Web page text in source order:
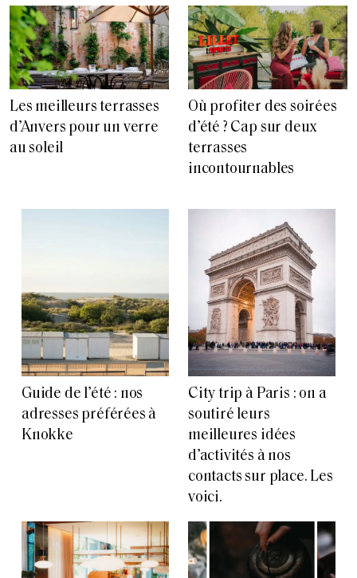
Les meilleurs terrasses
d’Anvers pour un verre
au soleil
Où profiter des soirées
d’été ? Cap sur deux
terrasses
incontournables
Guide de l’été : nos
adresses préférées à
Knokke
City trip à Paris : on a
soutiré leurs
meilleures idées
d’activités à nos
contacts sur place. Les
voici.